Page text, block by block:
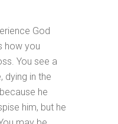
God
how you
You see a
dying in the
he
him, but he